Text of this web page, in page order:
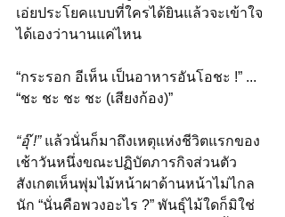
เอ่ยประโยคแบบที่ใครได้ยินแล้วจะเข้าใจ
ได้เองว่านานแค่ไหน
“กระรอก อีเห็น เป็นอาหารอันโอชะ !” ...
“ชะ ชะ ชะ ชะ (เสียงก้อง)”
“อุ๊ !” แล้วนั่นก็มาถึงเหตุแห่งชีวิตแรกของ
เช้าวันหนึ่งขณะปฏิบัตภารกิจส่วนตัว
สังเกตเห็นพุ่มไม้หน้าผาด้านหน้าไม่ไกล
นัก “นั่นคือพวงอะไร ?” พันธุ์ไม้ใดก็มิใช่